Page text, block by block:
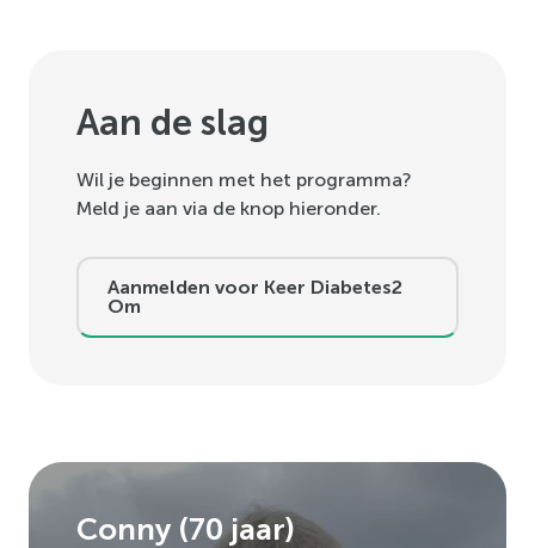
Aan de slag
Wil je beginnen met het programma?
Meld je aan via de knop hieronder.
Aanmelden voor Keer Diabetes2
Om
Conny (70jaar)